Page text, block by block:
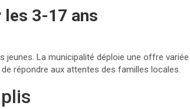
les 3-17 ans
jeunes. La municipalité déploie une offre variée
répondre aux attentes des familles locales.